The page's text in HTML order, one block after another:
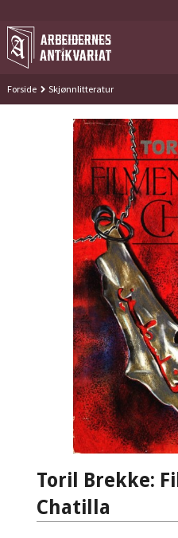
til
innholdet
Forside Skjønnlitteratur
Toril Brekke:
Chatilla